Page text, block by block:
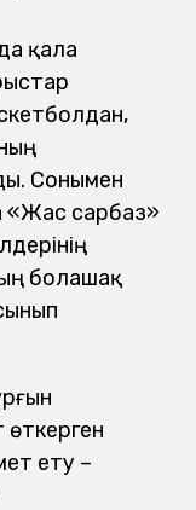
қала
Сонымен
«Жас сарбаз»
болашақ
ету –